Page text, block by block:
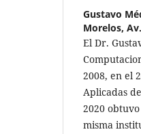
Gustavo
Morelos,
El Dr.
2008, en el
Aplicadas
2020
misma